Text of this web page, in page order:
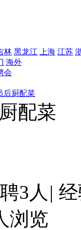
林 黑龙江 上海 江苏
海外
会
后厨配菜
配菜
3人 |
浏览